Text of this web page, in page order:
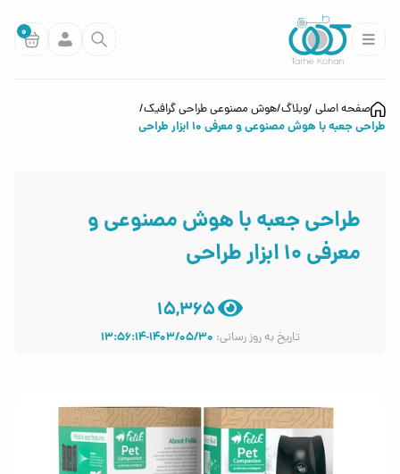
0
صفحه اصلی وبلاگ هوش مصنوعی طراحی گرافیک
طراحی جعبه با هوش مصنوعی و معرفی 10 ابزار طراحی
طراحی جعبه با هوش مصنوعی و
معرفی 10 ابزار طراحی
15,365
تاریخ به روز رسانی: 1403/05/30-13:56:14